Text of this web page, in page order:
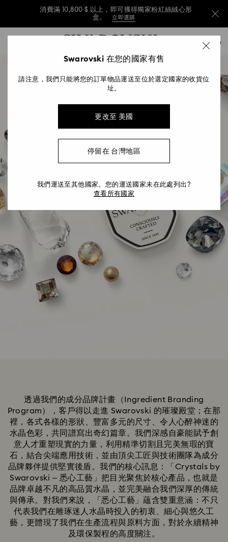
消費滿 10,800 $ 以上，即可獲得獨家粉紅絲絨心形
盒。
立即選購
消費滿 10,800 $ 以上，即可獲得獨家粉紅絲絨心形
消費滿 10,800 $ 以上，即可獲得獨家粉紅絲絨心形
成分品牌與標誌性特徵
針對專業人士
透過我們的成分品牌計畫（Ingredient Branding
Program），客戶得以走進 Swarovski 的璀璨殿堂；在那
裡，各式各樣的形狀、豐富多元的尺寸、令人心醉神迷的
水晶色彩，共同譜寫出奇幻篇章。我們深感自豪能賦予創
意人才重塑現實的力量，利用精準切割且完美無瑕的寶
石，結合尖端應用技術，並由頂尖工匠與技術團隊為成分
品牌夥伴提供堅實後盾。我們的核心訊息：「Crystals by
Swarovski – 悉心工藝」把目光聚焦於核心產品，也就是
品牌卓越不凡的高品質水晶，並完美融合我們深厚的傳統
與傳承。對我們來說，「悉心工藝」蘊含雙重意涵：不只
代表我們在雕琢迷人水晶時投入的初衷、細心與悠久工
藝，更體現了我們在生產流程與原料方面，對於永續精神
及環保製程的高度關注。
Swarovski 在您的國家有售
請注意，我們只能將您的訂單物品運送至位於選定國家的收貨位
址。
更改至 美國
停留在 台灣地區
我們運送至其他國家。您的運送國家未在此處列出?
查看所有國家